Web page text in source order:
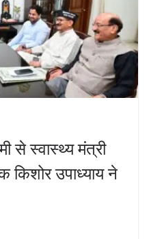
से स्वास्थ्य मंत्री
किशोर उपाध्याय ने